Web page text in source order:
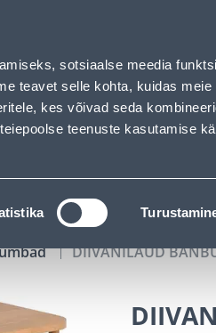
sotsiaalse meedia
teavet selle kohta, kuidas
kes võivad seda
teenuste kasutamise
OTSI
TÖÖRIISTALAENUTUS
DIIVANILAUD